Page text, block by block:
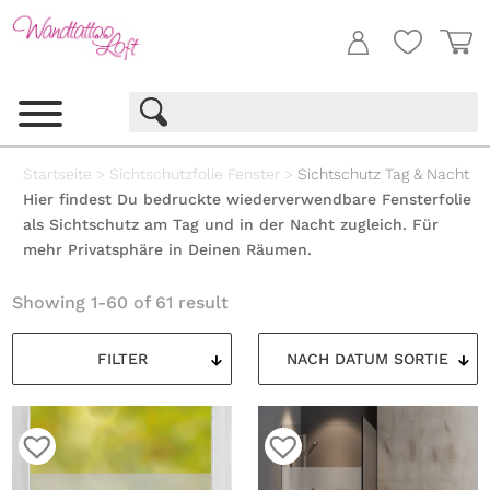
Startseite > Sichtschutzfolie Fenster > Sichtschutz Tag & Nacht
Hier findest Du bedruckte wiederverwendbare Fensterfolie
als Sichtschutz am Tag und in der Nacht zugleich. Für
mehr Privatsphäre in Deinen Räumen.
FILTER
Showing 1-60 of 61 result